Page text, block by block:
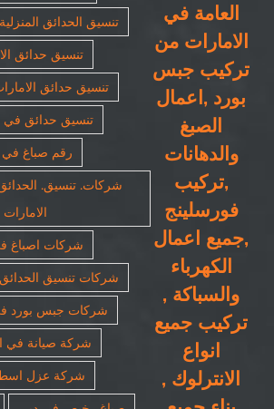
العامة في
الامارات من
تركيب جبس
بورد ,اعمال
الصبغ
والدهانات
,تركيب
فورسلينج
,جميع اعمال
الكهرباء
والسباكة ,
تركيب جميع
انواع
الانترلوك ,
تنسيق الحدائق
تنسيق حدائق
تنسيق حدائق
تنسيق حدائق في
رقم صباغ في
شركات. تنسيق.
الامارات
شركات اصباغ
شركات تنسيق
شركات جبس بورد
شركة صيانة في
شركة عزل